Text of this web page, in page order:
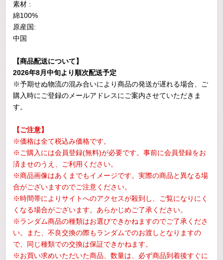
素材 :
綿100%
原産国:
中国
【商品配送について】
2026年8月中旬より順次配送予定
※予期せぬ物流の混み合いにより商品の発送が遅れる場合、ご
購入時にご登録のメールアドレスにご案内させていただきま
す。
【ご注意】
※価格は全て税込み価格です。
※ご購入には会員登録(無料)が必要です。事前に会員登録をお
済ませのうえ、ご利用ください。
※商品画像はあくまでもイメージです。実際の商品と異なる場
合がございますのでご注意ください。
※時間帯によりサイトへのアクセスが殺到し、ご覧になりにく
くなる場合がございます。あらかじめご了承ください。
※ランダム商品の種類はお選びできかねますのでご了承くださ
い。また、不良交換の際もランダムでのお渡しとなりますの
で、同じ種類での交換は保証できかねます。
※お買い求めいただいた商品、数量は、必ず商品到着後すぐに